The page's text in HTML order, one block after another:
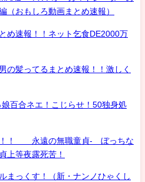
おもしろ動画まとめ速報）
め速報！！ネット乞食DE2000万
の髪ってるまとめ速報！！激しく
百合ネエ！こじらせ！50独身処
！！ 永遠の無職童貞- ぼっちな
上等夜露死苦！
まっくす！（新・ナンノひゃくし